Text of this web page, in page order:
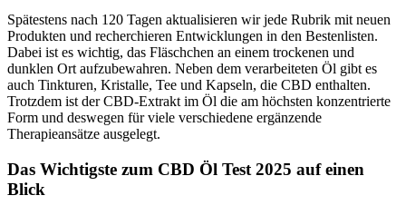
Spätestens nach 120 Tagen aktualisieren wir jede Rubrik mit neuen
Produkten und recherchieren Entwicklungen in den Bestenlisten.
Dabei ist es wichtig, das Fläschchen an einem trockenen und
dunklen Ort aufzubewahren. Neben dem verarbeiteten Öl gibt es
auch Tinkturen, Kristalle, Tee und Kapseln, die CBD enthalten.
Trotzdem ist der CBD-Extrakt im Öl die am höchsten konzentrierte
Form und deswegen für viele verschiedene ergänzende
Therapieansätze ausgelegt.
Das Wichtigste zum CBD Öl Test 2025 auf einen
Blick